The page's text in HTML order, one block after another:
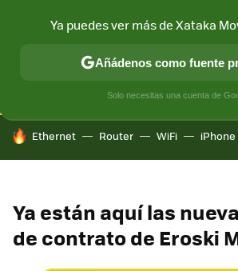
CONECTIVIDAD MÓVIL Y SOCIEDAD
HOY SE HABLA DE
Ethernet Router WiFi iPhone
Ya están aquí las
de contrato de Eroski
Ya puedes ver más de Xataka
Añádenos como fuente
Solo necesitas una cuenta de